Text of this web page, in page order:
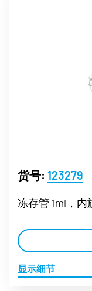
货号: 123279
冻存管 1ml，
显示细节